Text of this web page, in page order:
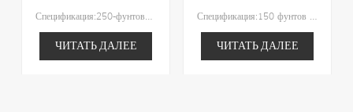
Спецификация:250-фунтовая дверная направляющая и комплект оборудованияВес двери: 250 фунтов макс.Рекомендуемая длина гусеницы: 48"/60"/72"/96"/120"/144"Тип колеса: Колесо на шарикоподшипнике
ЧИТАТЬ ДАЛЕЕ
Спецификация:150 фунтов Макс. Вес двериРекомендуемая длина трека:36″/48″/60″/72″/96″Предложение по ширине двери:18″/24″/30″/36″/48″Рекомендуемая толщина двери: 3/4″ – 1-1/2”
ЧИТАТЬ ДАЛЕЕ